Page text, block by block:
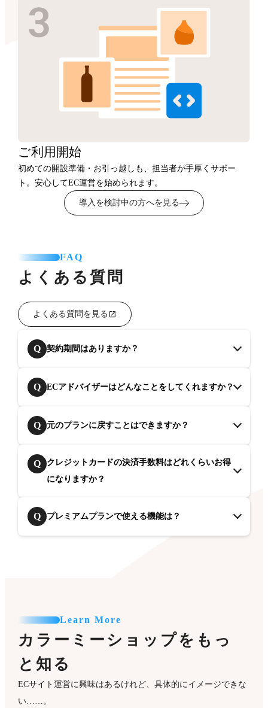
ご利用開始
初めての開設準備・お引っ越しも、担当者が手厚くサポー
ト。安心してEC運営を始められます。
導入を検討中の方へを見る
FAQ
よくある質問
よくある質問を見る
Q 契約期間はありますか？
Q ECアドバイザーはどんなことをしてくれますか？
Q 元のプランに戻すことはできますか？
Q
クレジットカードの決済手数料はどれくらいお得
になりますか？
Q プレミアムプランで使える機能は？
Learn More
カラーミーショップをもっ
と知る
ECサイト運営に興味はあるけれど、具体的にイメージできな
い……。